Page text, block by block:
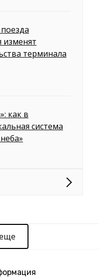
изменят
терминала
как в
система